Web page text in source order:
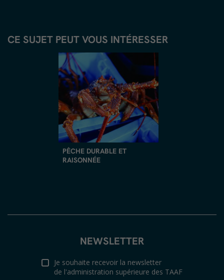
CE SUJET PEUT VOUS INTÉRESSER
PÊCHE DURABLE ET
RAISONNÉE
NEWSLETTER
Je souhaite recevoir la newsletter
de l'administration supérieure des TAAF